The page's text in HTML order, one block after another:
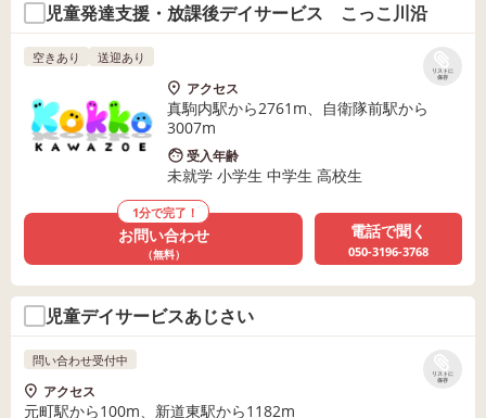
児童発達支援・放課後デイサービス こっこ川沿
リストに
保存
空きあり 送迎あり
アクセス
真駒内駅から2761m、自衛隊前駅から
3007m
受入年齢
未就学 小学生 中学生 高校生
1分で完了！
お問い合わせ
（無料）
電話で聞く
050-3196-3768
児童デイサービスあじさい
リストに
保存
問い合わせ受付中
アクセス
元町駅から100m、新道東駅から1182m